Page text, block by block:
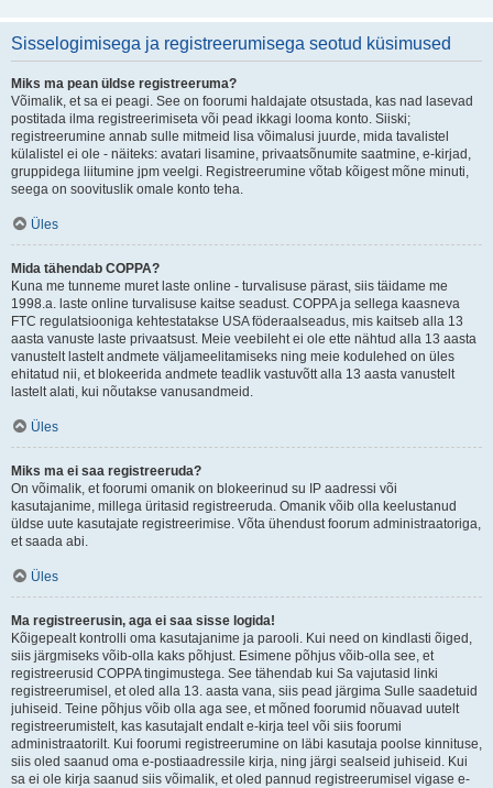
Sisselogimisega ja registreerumisega seotud küsimused
Miks ma pean üldse registreeruma?
Võimalik, et sa ei peagi. See on foorumi haldajate otsustada, kas nad lasevad
postitada ilma registreerimiseta või pead ikkagi looma konto. Siiski;
registreerumine annab sulle mitmeid lisa võimalusi juurde, mida tavalistel
külalistel ei ole - näiteks: avatari lisamine, privaatsõnumite saatmine, e-kirjad,
gruppidega liitumine jpm veelgi. Registreerumine võtab kõigest mõne minuti,
seega on soovituslik omale konto teha.
Üles
Mida tähendab COPPA?
Kuna me tunneme muret laste online - turvalisuse pärast, siis täidame me
1998.a. laste online turvalisuse kaitse seadust. COPPA ja sellega kaasneva
FTC regulatsiooniga kehtestatakse USA föderaalseadus, mis kaitseb alla 13
aasta vanuste laste privaatsust. Meie veebileht ei ole ette nähtud alla 13 aasta
vanustelt lastelt andmete väljameelitamiseks ning meie kodulehed on üles
ehitatud nii, et blokeerida andmete teadlik vastuvõtt alla 13 aasta vanustelt
lastelt alati, kui nõutakse vanusandmeid.
Üles
Miks ma ei saa registreeruda?
On võimalik, et foorumi omanik on blokeerinud su IP aadressi või
kasutajanime, millega üritasid registreeruda. Omanik võib olla keelustanud
üldse uute kasutajate registreerimise. Võta ühendust foorum administraatoriga,
et saada abi.
Üles
Ma registreerusin, aga ei saa sisse logida!
Kõigepealt kontrolli oma kasutajanime ja parooli. Kui need on kindlasti õiged,
siis järgmiseks võib-olla kaks põhjust. Esimene põhjus võib-olla see, et
registreerusid COPPA tingimustega. See tähendab kui Sa vajutasid linki
registreerumisel, et oled alla 13. aasta vana, siis pead järgima Sulle saadetuid
juhiseid. Teine põhjus võib olla aga see, et mõned foorumid nõuavad uutelt
registreerumistelt, kas kasutajalt endalt e-kirja teel või siis foorumi
administraatorilt. Kui foorumi registreerumine on läbi kasutaja poolse kinnituse,
siis oled saanud oma e-postiaadressile kirja, ning järgi sealseid juhiseid. Kui
sa ei ole kirja saanud siis võimalik, et oled pannud registreerumisel vigase e-